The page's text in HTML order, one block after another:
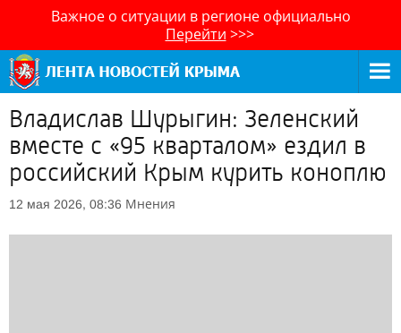
Важное о ситуации в регионе официально
Перейти >>>
Владислав Шурыгин: Зеленский
вместе с «95 кварталом» ездил в
российский Крым курить коноплю
12 мая 2026, 08:36 Мнения